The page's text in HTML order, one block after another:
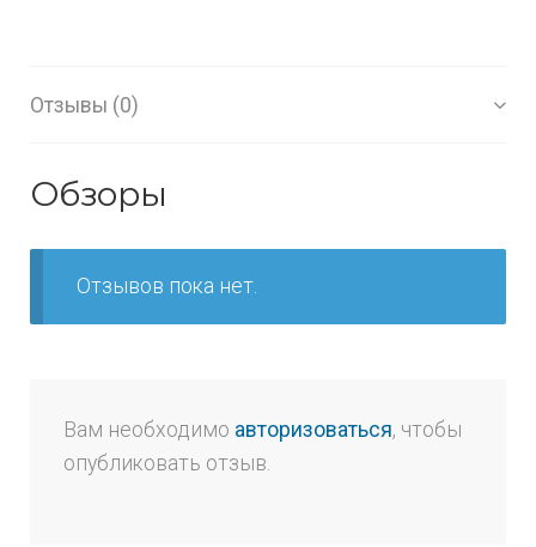
Отзывы (0)
Обзоры
Отзывов пока нет.
Вам необходимо авторизоваться, чтобы
опубликовать отзыв.